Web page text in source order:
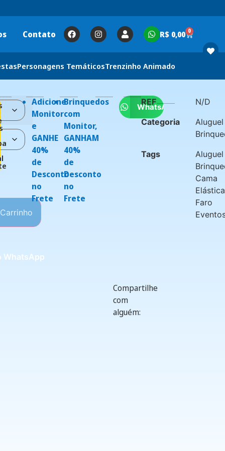
Contato R$ 0,00 0
Personagens TemáticosTrenzinho Animado
WhatsApp
Adicione
Monitor
e
GANHE
40%
de
Desconto
no
Frete
Brinquedos
com
Monitor,
GANHAM
40%
de
Desconto
no
Frete
Compartilhe
com
alguém:
WhatsApp
REF
N/D
Categoria
Tags
Cama
Elástica
Faro